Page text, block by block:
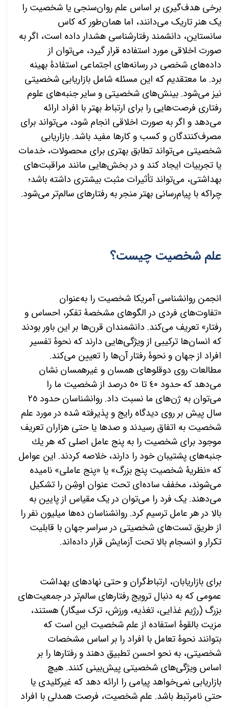
برخی هدفگیری بر اساس علم روانسنجی یا شخصیت را
یک هنر تاریک میدانند، اما همانطور که کاس
سانستاین، دانشمند رفتارشناسی هشدار داده است، اگر به
صورت اخلاقی مورد استفاده قرار گیرد، میتوان از
دادههای شخصی در رسانههای اجتماعی استفادۀ بهینه
برد. ما معتقدیم که این مسئله شامل بازاریابی شخصیتی
نیز میشود. بینشهای شخصیتی و سایر جنبههای علوم
رفتاری فرصتهایی را برای ارتباط بهتر با افراد ارائه
میدهد و اگر به صورت اخلاقی انجام شود، میتواند برای
مصرفکنندگان و کسب و کارها مفید باشد. بازاریابی
شخصیتی میتواند تطابق بهتری برای محصولات، خدمات
یا تجربیات ایجاد کند و در بخشهایی مانند مراقبتهای
بهداشتی، میتواند تأثیرات مثبت بیشتری داشته باشد؛
چراكه با پیامرسانی بهتر منجر به رفتارهای سالمتر میشود.
علم شخصیت چیست؟
انجمن روانشناسی آمریکا شخصیت را بهعنوان
«تفاوتهای فردی در الگوهای مشخصۀ تفکر، احساس و
رفتار» تعریف میکند. دانشمندان قرنها بر این باور بودند
که انسانها ترکیبی از ویژگیهایی دارند که نحوۀ تفسیر
افراد از جهان و نحوۀ رفتار آنها را تعیین میکند.
مطالعات روی دوقلوهای همسان و غیرهمسان نشان
میدهد که حدود ٤٠ تا ٥٠ درصد از شخصیت ما را
میتوان به ژن
های ما نسبت داد. روانشناسان حدود ٢٥
سال پیش بر روی دیدگاه رایج و پذیرفته شده در مورد علم
شخصیت به اتفاق رسیدند و صدها یا حتی هزاران تعریف
موجود برای شخصیت را به پنج عامل اصلی كه هر یك
جنبههای پشتیبان خود را دارند، خلاصه کردند. این عوامل
که «نظریۀ شخصیت پنج بزرگ» یا «پنج عاملی» نامیده
میشوند، مخفف سادهای تحت عنوان اوشِن را تشکیل
میدهند. یک فرد را میتوان در یک مقیاس از پایین به
بالا در هر عامل ترسیم کرد. روانشناسان دهها میلیون نفر را
از طریق تستهای شخصیتی در سراسر جهان با قابلیت
تکرار و انسجام بالا تحت آزمایش قرار دادهاند.
برای بازاریابان، ارتباطگران و حتی نهادهای بهداشت
عمومی که به دنبال ترویج رفتارهای سالمتر در جمعیتهای
بزرگ (رژیم غذایی، تغذیه، ورزش، ترک سیگار) هستند،
مزیت بالقوۀ استفاده از علم شخصیت این است که
بتوانند نحوۀ تعامل با افراد را بر اساس مشخصات
شخصیتی، به نحو احسن تطبیق دهند و رفتارها را بر
اساس ویژگیهای شخصیتی پیشبینی كنند. هیچ
بازاریابی نمیخواهد پیامی را ارائه دهد که غیرکلیدی یا
حتی نامرتبط باشد. علم شخصیت، فرصت همدلی با افراد